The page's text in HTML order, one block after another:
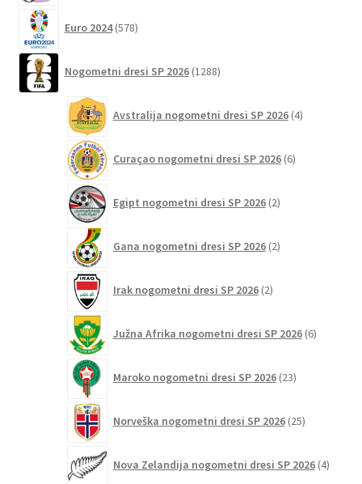
Euro 2024 578izdelkov
Nogometni dresi SP 2026 1288izdelkov
Avstralija nogometni dresi SP 2026 4izdelki
Curaçao nogometni dresi SP 2026 6izdelkov
Egipt nogometni dresi SP 2026 2izdelka
Gana nogometni dresi SP 2026 2izdelka
Irak nogometni dresi SP 2026 2izdelka
Južna Afrika nogometni dresi SP 2026 6izdelkov
Maroko nogometni dresi SP 2026 23izdelkov
Norveška nogometni dresi SP 2026 25izdelkov
Nova Zelandija nogometni dresi SP 2026 4izdelki